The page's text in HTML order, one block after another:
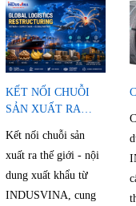
KẾT NỐI CHUỖI
SẢN XUẤT RA
Kết nối chuỗi sản
xuất ra thế giới - nội
dung xuất khẩu từ
INDUSVINA, cung